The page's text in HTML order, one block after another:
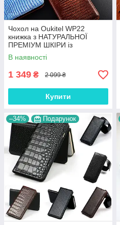
Чохол на Oukitel WP22
книжка з НАТУРАЛЬНОЇ
ПРЕМІУМ ШКІРИ із
підставкою протиударний
магнітний "VARAN"
В наявності
1 349 ₴ 2 099 ₴
Купити
–34% Подарунок